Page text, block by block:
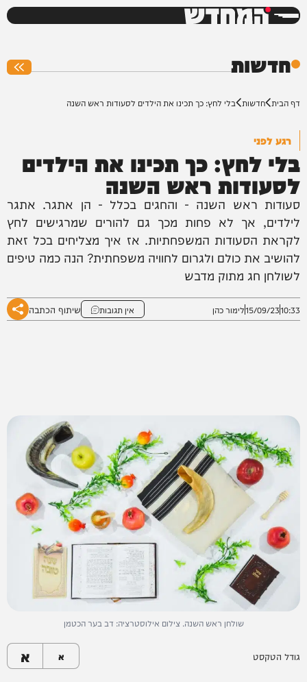
המחדש
חדשות
דף הבית חדשות בלי לחץ: כך תכינו את הילדים לסעודות ראש השנה
רגע לפני
בלי לחץ: כך תכינו את הילדים
לסעודות ראש השנה
סעודות ראש השנה - והחגים בכלל - הן אתגר. אתגר
לילדים, אך לא פחות מכך גם להורים שמרגישים לחץ
לקראת הסעודות המשפחתיות. אז איך מצליחים בכל זאת
להושיב את כולם ולגרום לחוויה משפחתית? הנה כמה טיפים
לשולחן חג מתוק מדבש
10:33
15/09/23לימור כהן אין תגובות שיתוף הכתבה
שולחן ראש השנה. צילום אילוסטרציה: דב בער הכטמן
גודל הטקסט א א